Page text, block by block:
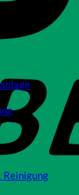
Reinigung